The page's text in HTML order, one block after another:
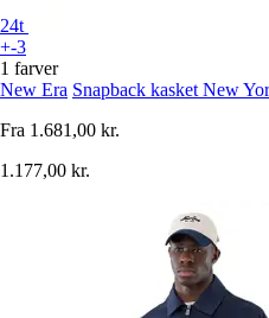
24t
+-3
1 farver
New Era Snapback kasket New
Fra 1.681,00 kr.
1.177,00 kr.